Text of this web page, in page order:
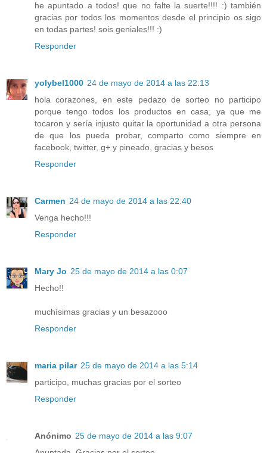
he apuntado a todos! que no falte la suerte!!!! :) también
gracias por todos los momentos desde el principio os sigo
en todas partes! sois geniales!!! :)
Responder
yolybel1000 24 de mayo de 2014 a las 22:13
hola corazones, en este pedazo de sorteo no participo
porque tengo todos los productos en casa, ya que me
tocaron y sería injusto quitar la oportunidad a otra persona
de que los pueda probar, comparto como siempre en
facebook, twitter, g+ y pineado, gracias y besos
Responder
Carmen 24 de mayo de 2014 a las 22:40
Venga hecho!!!
Responder
Mary Jo 25 de mayo de 2014 a las 0:07
Hecho!!
muchísimas gracias y un besazooo
Responder
maria pilar 25 de mayo de 2014 a las 5:14
participo, muchas gracias por el sorteo
Responder
Anónimo 25 de mayo de 2014 a las 9:07